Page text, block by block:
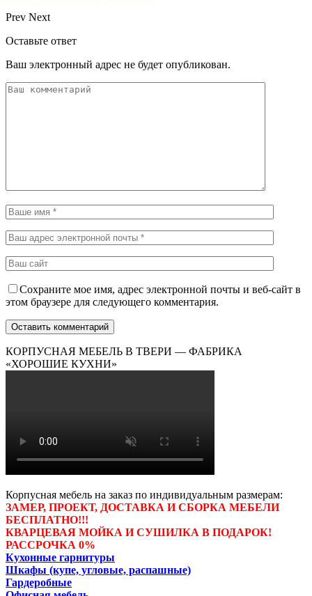
Prev Next
Оставьте ответ
Ваш электронный адрес не будет опубликован.
Сохраните мое имя, адрес электронной почты и веб-сайт в
этом браузере для следующего комментария.
КОРПУСНАЯ МЕБЕЛЬ В ТВЕРИ — ФАБРИКА
«ХОРОШИЕ КУХНИ»
Корпусная мебель на заказ по индивидуальным размерам:
ЗАМЕР, ПРОЕКТ, ДОСТАВКА И СБОРКА МЕБЕЛИ
БЕСПЛАТНО!!!
КВАРЦЕВАЯ МОЙКА И СУШИЛКА В ПОДАРОК!
РАССРОЧКА 0%
Кухонные гарнитуры
Шкафы (купе, угловые, распашные)
Гардеробные